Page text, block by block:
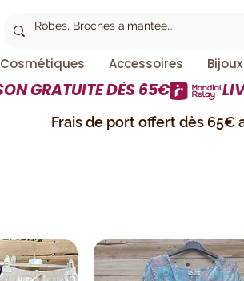
Cosmétiques Accessoires Bijoux
Frais de port offert dès 65€